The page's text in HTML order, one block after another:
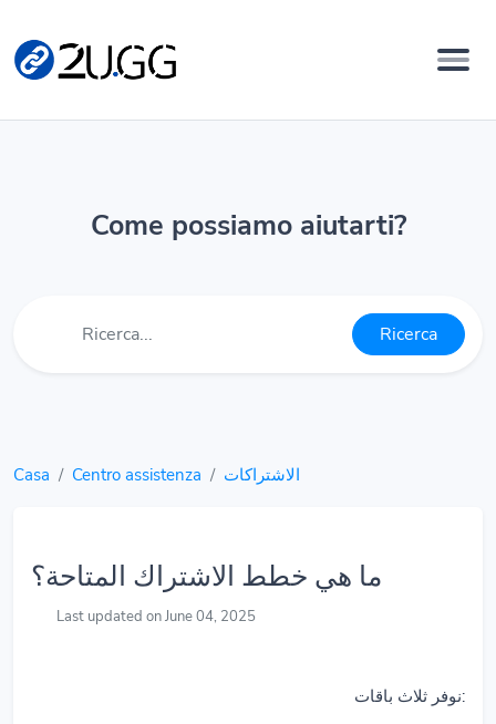
Come possiamo aiutarti?
Ricerca
Casa Centro assistenza الاشتراكات
ما هي خطط الاشتراك المتاحة؟
Last updated on June 04, 2025
نوفر ثلاث باقات: